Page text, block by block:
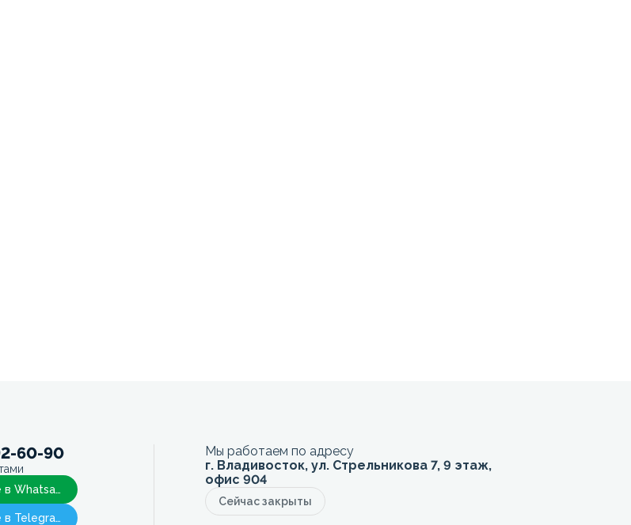
60-90
Напишите в Whatsapp
Напишите в Telegram
Мы работаем по адресу
г. Владивосток, ул. Стрельникова 7, 9 этаж,
офис 904
Сейчас закрыты